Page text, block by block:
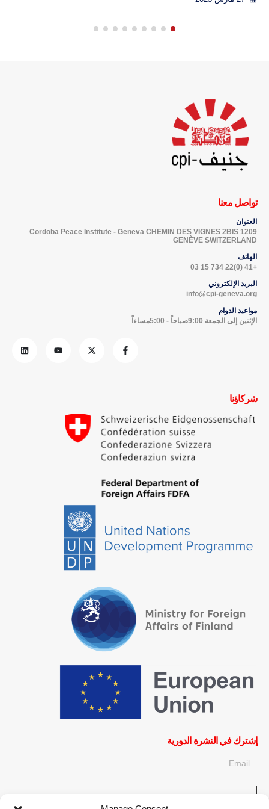
تواصل معنا
GENÈVE SWITZERLAND
+41 (0)22 734 15 03
البريد الإلكتروني
مواعيد الدوام
إشترك في النشرة الدورية
على النشرة الإخبارية: